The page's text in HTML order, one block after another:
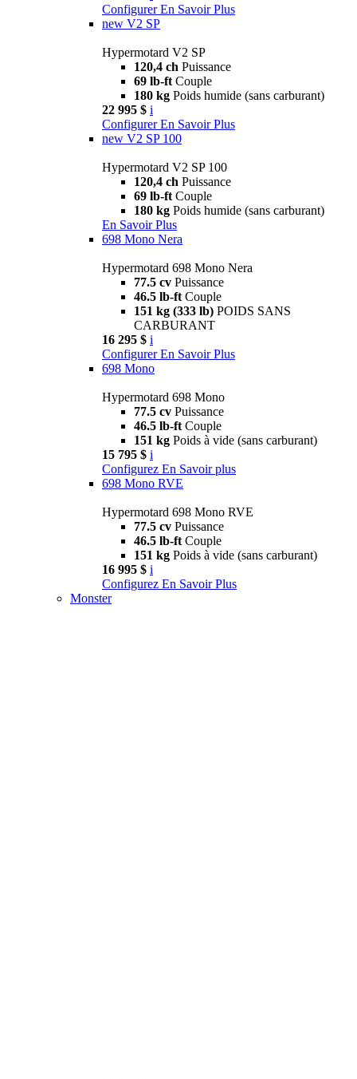
Configurer En Savoir Plus
new V2 SP
Hypermotard V2 SP
120,4 ch Puissance
69 lb-ft Couple
180 kg Poids humide (sans carburant)
22 995 $ i
Configurer En Savoir Plus
new V2 SP 100
Hypermotard V2 SP 100
120,4 ch Puissance
69 lb-ft Couple
180 kg Poids humide (sans carburant)
En Savoir Plus
698 Mono Nera
Hypermotard 698 Mono Nera
77.5 cv Puissance
46.5 lb-ft Couple
151 kg (333 lb) POIDS SANS
CARBURANT
16 295 $ i
Configurer En Savoir Plus
698 Mono
Hypermotard 698 Mono
77.5 cv Puissance
46.5 lb-ft Couple
151 kg Poids à vide (sans carburant)
15 795 $ i
Configurez En Savoir plus
698 Mono RVE
Hypermotard 698 Mono RVE
77.5 cv Puissance
46.5 lb-ft Couple
151 kg Poids à vide (sans carburant)
16 995 $ i
Configurez En Savoir Plus
Monster